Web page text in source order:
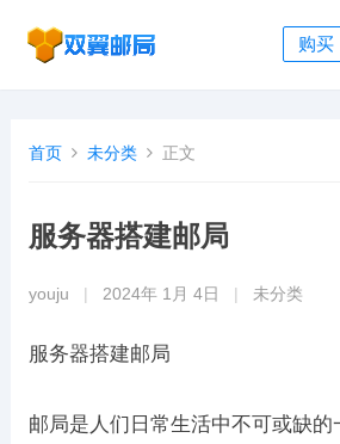
购买
首页 未分类 正文
服务器搭建邮局
youju 2024年 1月 4日 未分类
服务器搭建邮局
邮局是人们日常生活中不可或缺